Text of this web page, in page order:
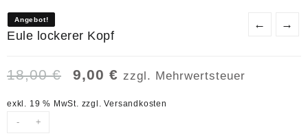
Angebot! ← →
Eule lockerer Kopf
18,00€
Ursprünglicher
war:
9,00 € Aktueller
ist:
zzgl. Mehrwertsteuer
exkl. 19 % MwSt. zzgl.Versandkosten
- +
Angebot!